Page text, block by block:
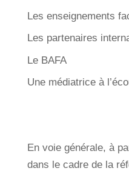
Les enseignements
Les partenaires
Le BAFA
Une médiatrice à
En voie générale, à
dans le cadre de la